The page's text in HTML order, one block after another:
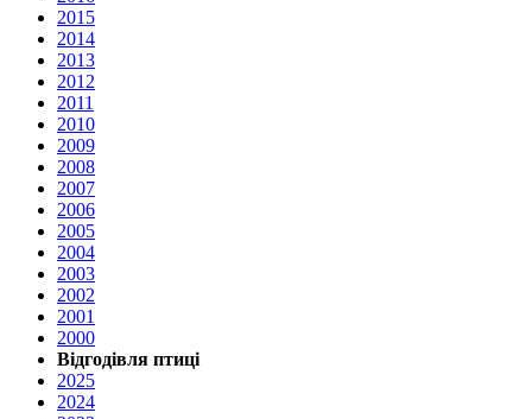
2015
2014
2013
2012
2011
2010
2009
2008
2007
2006
2005
2004
2003
2002
2001
2000
Відгодівля птиці
2025
2024